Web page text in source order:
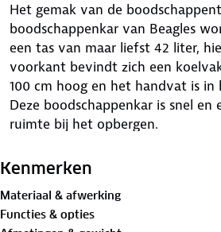
Het gemak van de
boodschappenkar van Beagles
een tas van maar liefst 42 liter,
voorkant bevindt zich een
100 cm hoog en het handvat is
Deze boodschappenkar is snel
ruimte bij het opbergen.
Kenmerken:
inhoud tas: ca. 42 liter
Kenmerken
Materiaal & afwerking
Functies & opties